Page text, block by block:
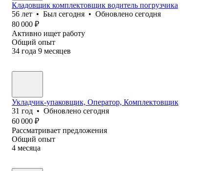
Кладовщик комплектовщик водитель погрузчика
56 лет • Был сегодня • Обновлено сегодня
80 000 ₽
Активно ищет работу
Общий опыт
34 года 9 месяцев
Укладчик-упаковщик, Оператор, Комплектовщик
31 год • Обновлено сегодня
60 000 ₽
Рассматривает предложения
Общий опыт
4 месяца